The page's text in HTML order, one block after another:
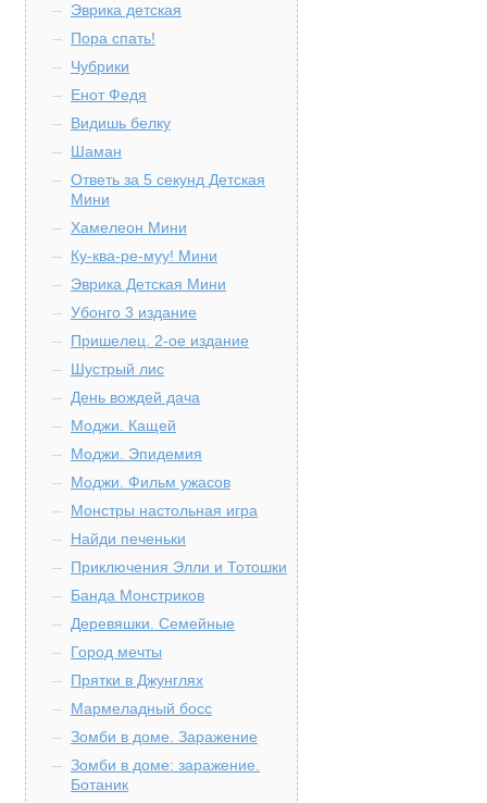
Эврика детская
Пора спать!
Чубрики
Енот Федя
Видишь белку
Шаман
Ответь за 5 секунд Детская
Мини
Хамелеон Мини
Ку-ква-ре-муу! Мини
Эврика Детская Мини
Убонго 3 издание
Пришелец. 2-ое издание
Шустрый лис
День вождей дача
Моджи. Кащей
Моджи. Эпидемия
Моджи. Фильм ужасов
Монстры настольная игра
Найди печеньки
Приключения Элли и Тотошки
Банда Монстриков
Деревяшки. Семейные
Город мечты
Прятки в Джунглях
Мармеладный босс
Зомби в доме. Заражение
Зомби в доме: заражение.
Ботаник